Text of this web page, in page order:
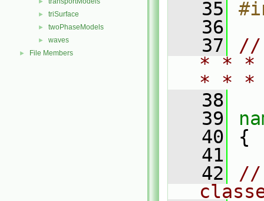
► triSurface
► twoPhaseModels
► waves
► File Members
   35
   36
   37
//
* * *
* *
   38
   39
   40
{
   41
   42
//